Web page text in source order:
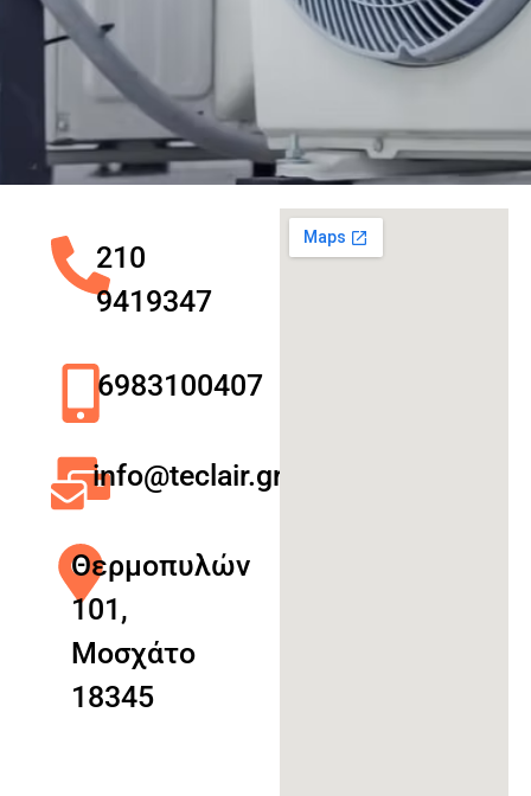
210
9419347
6983100407
info@teclair.gr
Θερμοπυλών
101,
Μοσχάτο
18345